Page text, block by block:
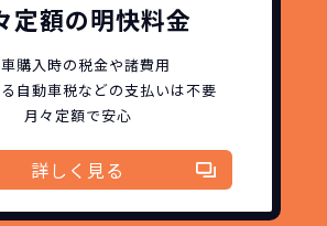
定額の明快料金
購入時の税金や諸費用
自動車税などの支払いは不要
月々定額で安心
詳しく見る
価設定を実現！
価格が可能に！
リスクが非常に低い
約なので、故障リスクが非常
ます。例え故障してもメーカ
から安心です。
購入時の税金や
諸費用などが不要
場合、購入時に｢登録時諸費
税金」は車両本体以外にかか